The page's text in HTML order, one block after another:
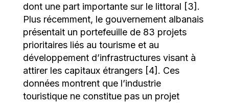
dont une part importante sur le littoral [3].
Plus récemment, le gouvernement albanais
présentait un portefeuille de 83 projets
prioritaires liés au tourisme et au
développement d’infrastructures visant à
attirer les capitaux étrangers [4]. Ces
données montrent que l’industrie
touristique ne constitue pas un projet